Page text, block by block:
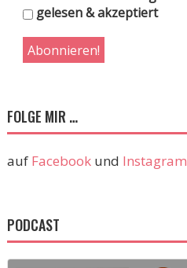
gelesen & akzeptiert
FOLGE MIR …
auf Facebookund Instagram
PODCAST